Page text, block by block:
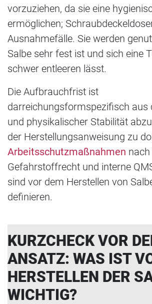
vorzuziehen, da sie eine
ermöglichen;
Ausnahmefälle. Sie werden
Salbe sehr fest ist und sich eine
schwer entleeren lässt.
Die Aufbrauchfrist ist
darreichungsformspezifisch aus
und physikalischer Stabilität
der Herstellungsanweisung zu
Arbeitsschutzmaßnahmen nach
Gefahrstoffrecht und interne
sind vor dem Herstellen von
definieren.
KURZCHECK VOR
ANSATZ: WAS IST
HERSTELLEN DER
WICHTIG?